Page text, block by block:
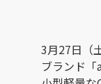
3月27日（
ブランド